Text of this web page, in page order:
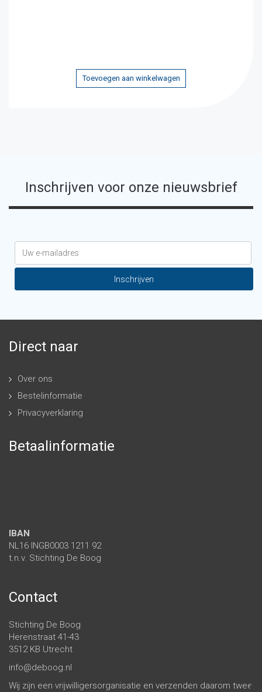
Toevoegen aan winkelwagen
Inschrijven voor onze nieuwsbrief
Direct naar
Over ons
Bestelinformatie
Privacyverklaring
Betaalinformatie
IBAN
NL16 INGB0003 1211 92
t.n.v. Stichting De Boog
Contact
Stichting De Boog
Herenstraat 41-43
3512 KB Utrecht
info@deboog.nl
Wij zijn een vrijwilligersorganisatie en verzenden daarom twee